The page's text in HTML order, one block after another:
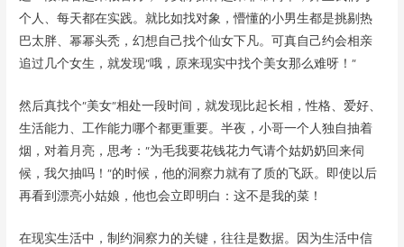
个人、每天都在实践。就比如找对象，懵懂的小男生都是挑剔热
巴太胖、幂幂头秃，幻想自己找个仙女下凡。可真自己约会相亲
追过几个女生，就发现“哦，原来现实中找个美女那么难呀！”
然后真找个“美女”相处一段时间，就发现比起长相，性格、爱好、
生活能力、工作能力哪个都更重要。半夜，小哥一个人独自抽着
烟，对着月亮，思考：“为毛我要花钱花力气请个姑奶奶回来伺
候，我欠抽吗！”的时候，他的洞察力就有了质的飞跃。即使以后
再看到漂亮小姑娘，他也会立即明白：这不是我的菜！
在现实生活中，制约洞察力的关键，往往是数据。因为生活中信